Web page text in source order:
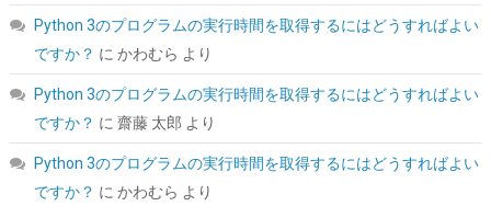
(54520) GBP 158.64 (2026-08-09 04:05 GMT +09:00 時点 -詳細は
こちら)
Python 3のプログラムの実行時間を取得するにはどうすればよい
ですか？ に かわむら より
Python 3のプログラムの実行時間を取得するにはどうすればよい
ですか？ に 齋藤 太郎 より
Python 3のプログラムの実行時間を取得するにはどうすればよい
ですか？ に かわむら より